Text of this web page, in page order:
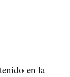
en la